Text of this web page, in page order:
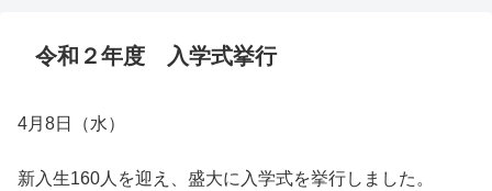
令和２年度 入学式挙行
4月8日（水）
新入生160人を迎え、盛大に入学式を挙行しました。